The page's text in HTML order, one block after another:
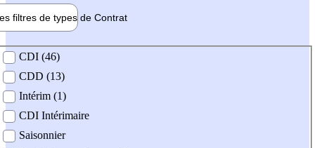
filtres de types de Contrat
contrat
CDI (46)
CDD (13)
Intérim (1)
CDI Intérimaire
Saisonnier